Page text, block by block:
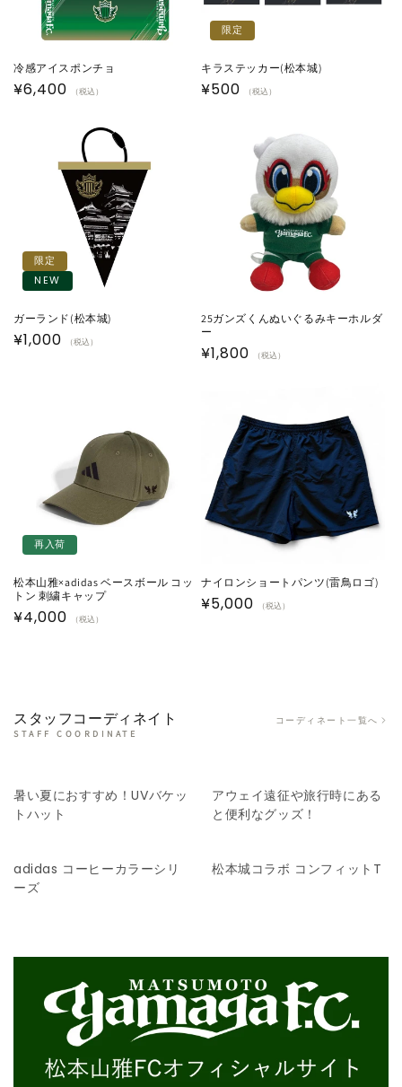
冷感アイスポンチョ
通
¥6,400 （税込）
限定
キラステッカー(松本城)
通
¥500 （税込）
限定
NEW
ガーランド(松本城)
通
¥1,000 （税込）
25ガンズくんぬいぐるみキーホルダ
ー
通
¥1,800 （税込）
再入荷
松本山雅×adidas ベースボール コッ
トン 刺繍キャップ
通
¥4,000 （税込）
ナイロンショートパンツ(雷鳥ロゴ)
通
¥5,000 （税込）
スタッフコーディネイト
STAFF COORDINATE
コーディネート一覧へ
暑い夏におすすめ！UVバケッ
トハット
アウェイ遠征や旅行時にある
と便利なグッズ！
adidas コーヒーカラーシリ
ーズ
松本城コラボ コンフィットT